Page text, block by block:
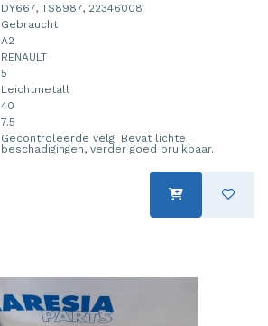
DY667, TS8987, 22346008
Gebraucht
A2
RENAULT
5
Leichtmetall
40
7.5
Gecontroleerde velg. Bevat lichte
beschadigingen, verder goed bruikbaar.